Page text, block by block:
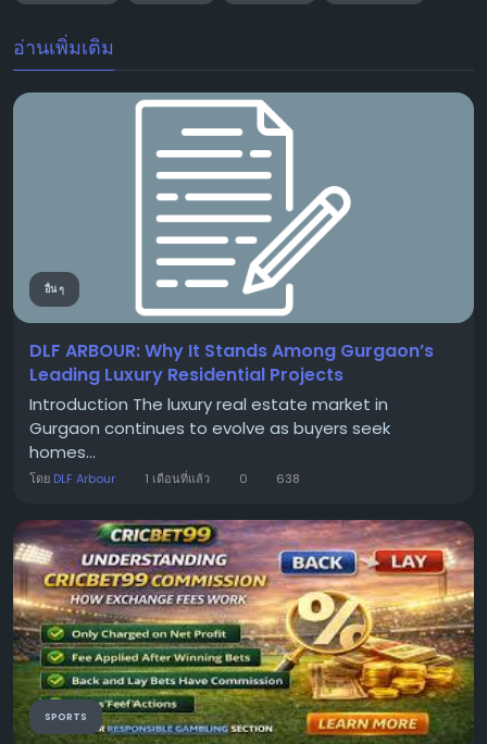
อ่านเพิ่มเติม
อื่น ๆ
DLF ARBOUR: Why It Stands Among Gurgaon’s
Leading Luxury Residential Projects
Introduction The luxury real estate market in
Gurgaon continues to evolve as buyers seek
homes...
โดย DLF Arbour 1 เดือนที่แล้ว 0 638
SPORTS